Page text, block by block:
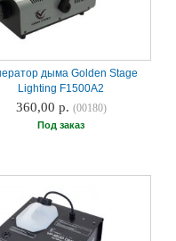
дыма Golden Stage
Lighting F1500A2
360,00 р. (00180)
Под заказ